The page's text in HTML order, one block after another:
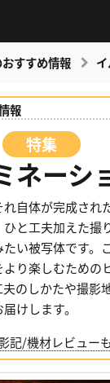
すすめ情報
報
ネーシ
自体が完成され
と工夫加えた撮
い被写体です。
り楽しむための
のしかたや撮影
けします。
記/機材レビュー